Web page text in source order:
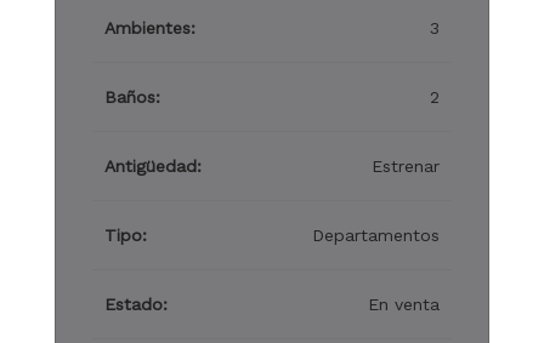
Ambientes: 3
Baños: 2
Antigüedad: Estrenar
Tipo: Departamentos
Estado: En venta